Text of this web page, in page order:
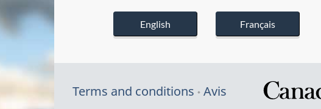
English Français
Terms and conditions Avis